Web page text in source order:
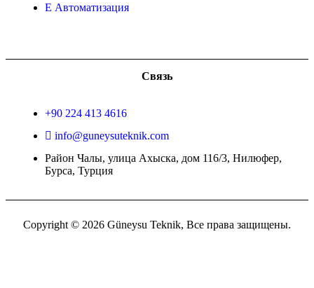
Автоматизация
Связь
+90 224 413 4616
info@guneysuteknik.com
Район Чалы, улица Ахыска, дом 116/3, Нилюфер,
Бурса, Турция
Copyright © 2026 Güneysu Teknik, Все права защищены.